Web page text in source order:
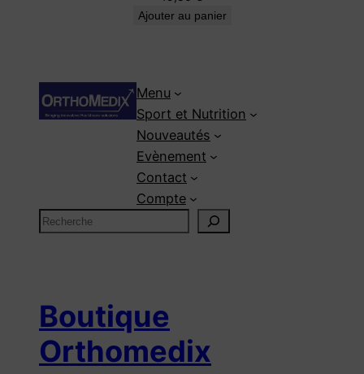
Ajouter au panier
Menu
Sport et Nutrition
Nouveautés
Evènement
Contact
Compte
R
e
r
c
h
Boutique
Orthomedix